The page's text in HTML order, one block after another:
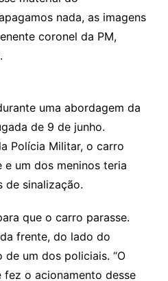
nada, as imagens
coronel da PM,
uma abordagem da
de 9 de junho.
Polícia Militar, o carro
um dos meninos teria
de sinalização.
que o carro parasse.
frente, do lado do
um dos policiais. “O
o acionamento desse